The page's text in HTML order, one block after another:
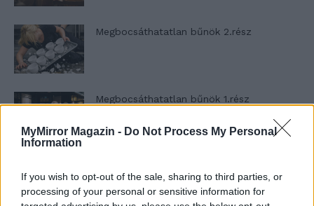
MyMirror Magazin - Do Not Process My Personal
Information
If you wish to opt-out of the sale, sharing to third parties, or
processing of your personal or sensitive information for
Megbocsáthatatlan bűnök 2.rész
Megbocsáthatatlan bűnök 1.rész
jelképe